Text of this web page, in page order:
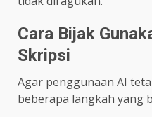
Cara Bijak
Skripsi
Agar penggunaan AI
beberapa langkah yang